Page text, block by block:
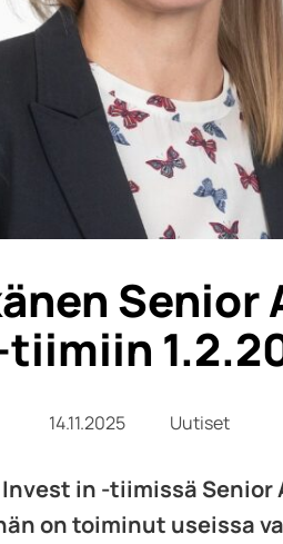
tiimiin
14.11.2025 Uutiset
in -tiimissä Senior
on toiminut useissa